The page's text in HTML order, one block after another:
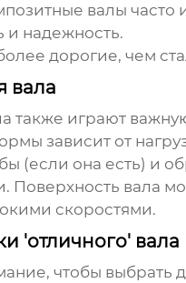
валы часто
и надежность.
дорогие, чем
вала
также играют
зависит от
(если она есть) и
Поверхность вала
скоростями.
'отличного'
чтобы